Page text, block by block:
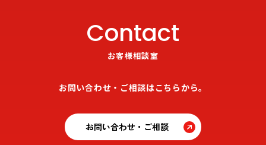
Contact
お客様相談室
お問い合わせ・ご相談はこちらから。
お問い合わせ・ご相談